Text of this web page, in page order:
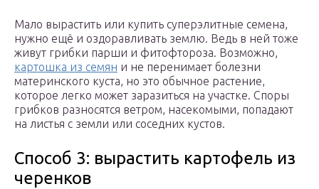
Мало вырастить или купить суперэлитные семена,
нужно ещё и оздоравливать землю. Ведь в ней тоже
живут грибки парши и фитофтороза. Возможно,
картошка из семян и не перенимает болезни
материнского куста, но это обычное растение,
которое легко может заразиться на участке. Споры
грибков разносятся ветром, насекомыми, попадают
на листья с земли или соседних кустов.
Способ 3: вырастить картофель из
черенков